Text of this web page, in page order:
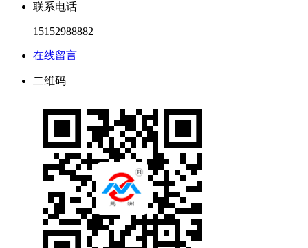
联系电话
15152988882
在线留言
二维码